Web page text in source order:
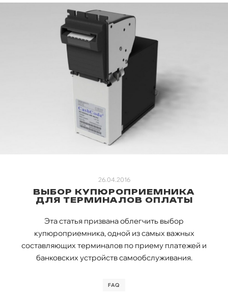
26.04.2016
ВЫБОР КУПЮРОПРИЕМНИКА
ДЛЯ ТЕРМИНАЛОВ ОПЛАТЫ
Эта статья призвана облегчить выбор
купюроприемника, одной из самых важных
составляющих терминалов по приему платежей и
банковских устройств самообслуживания.
FAQ